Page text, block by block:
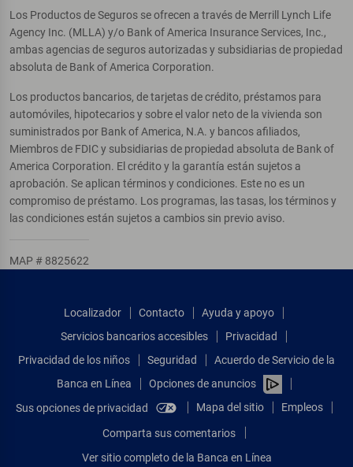
Los Productos de Seguros se ofrecen a través de Merrill Lynch Life
Agency Inc. (MLLA) y/o Bank of America Insurance Services, Inc.,
ambas agencias de seguros autorizadas y subsidiarias de propiedad
absoluta de Bank of America Corporation.
Los productos bancarios, de tarjetas de crédito, préstamos para
automóviles, hipotecarios y sobre el valor neto de la vivienda son
suministrados por Bank of America, N.A. y bancos afiliados,
Miembros de FDIC y subsidiarias de propiedad absoluta de Bank of
America Corporation. El crédito y la garantía están sujetos a
aprobación. Se aplican términos y condiciones. Este no es un
compromiso de préstamo. Los programas, las tasas, los términos y
las condiciones están sujetos a cambios sin previo aviso.
MAP # 8825622
Localizador Contacto
Ayuda y apoyo
Servicios bancarios accesibles
Privacidad
Privacidad de los niños
Seguridad
Acuerdo de Servicio de la
Banca en Línea
Opciones de anuncios
Sus opciones de privacidad
Mapa del sitio Empleos
Comparta sus comentarios
Ver sitio completo de la Banca en Línea